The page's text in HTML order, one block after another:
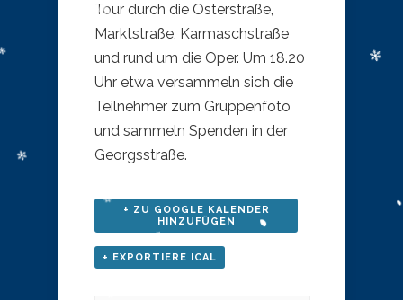
Tour durch die Osterstraße,
Marktstraße, Karmaschstraße
und rund um die Oper. Um 18.20
Uhr etwa versammeln sich die
Teilnehmer zum Gruppenfoto
und sammeln Spenden in der
Georgsstraße.
+ ZU GOOGLE KALENDER
HINZUFÜGEN
+ EXPORTIERE ICAL